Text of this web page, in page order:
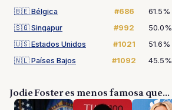
🇧🇪 Bélgica #686
61.5%
🇸🇬 Singapur #992
50.0%
🇺🇸 Estados Unidos #1021
51.6%
🇳🇱 Países Bajos #1092 45.5%
Jodie Foster es menos famosa que...